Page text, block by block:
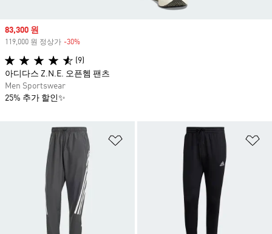
위시리스트 담기
Sale price
83,300 원
119,000 원 정상가 -30%
(9)
아디다스 Z.N.E. 오픈헴 팬츠
Men Sportswear
25% 추가 할인✨